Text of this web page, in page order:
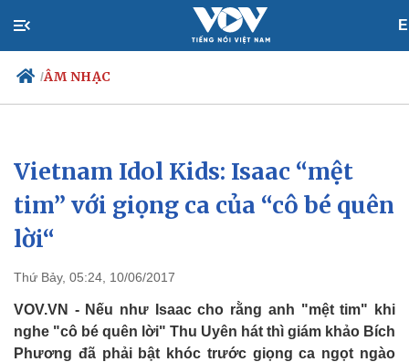
/ÂM NHẠC
Chính trị
Đảng
Tổ chức nhân sự
Quốc hội
Xã hội
Tin 24h
Dự báo thời tiết
Vietnam Idol Kids: Isaac “mệt
tim” với giọng ca của “cô bé quên
lời“
Thứ Bảy, 05:24, 10/06/2017
VOV.VN - Nếu như Isaac cho rằng anh "mệt tim" khi
nghe "cô bé quên lời" Thu Uyên hát thì giám khảo Bích
Phương đã phải bật khóc trước giọng ca ngọt ngào